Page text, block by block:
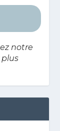
notre